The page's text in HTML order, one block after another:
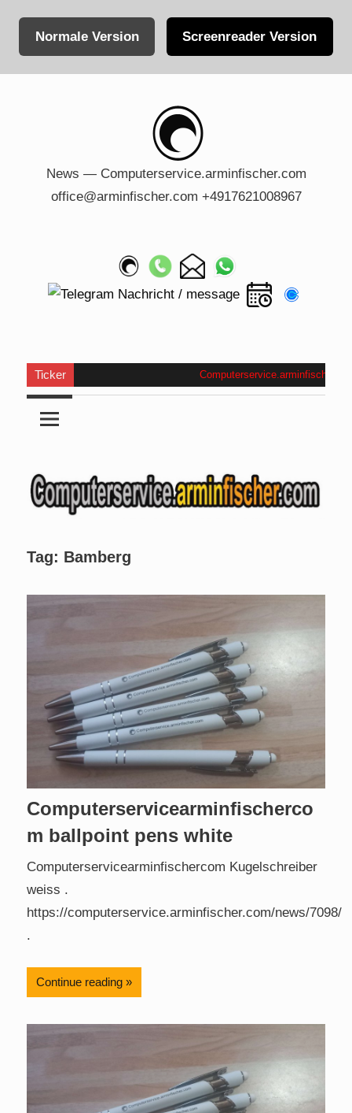
Normale Version Screenreader Version
News — Computerservice.arminfischer.com
office@arminfischer.com +4917621008967
Ticker Computerservice.arminfischer.com
Tag: Bamberg
Computerservicearminfischerco
m ballpoint pens white
Computerservicearminfischercom Kugelschreiber
weiss .
https://computerservice.arminfischer.com/news/7098/
.
Continue reading